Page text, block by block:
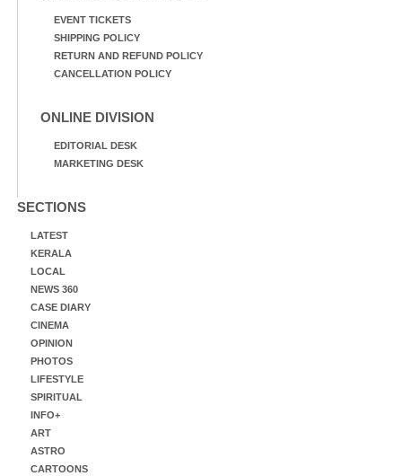
EVENT TICKETS
SHIPPING POLICY
RETURN AND REFUND POLICY
CANCELLATION POLICY
ONLINE DIVISION
EDITORIAL DESK
MARKETING DESK
SECTIONS
LATEST
KERALA
LOCAL
NEWS 360
CASE DIARY
CINEMA
OPINION
PHOTOS
LIFESTYLE
SPIRITUAL
INFO+
ART
ASTRO
CARTOONS